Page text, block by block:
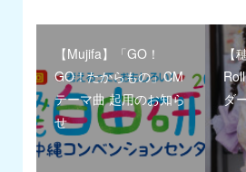
【Mujifa】「GO！
GO！たからもの」CM
テーマ曲 起用のお知ら
せ
【
ダ